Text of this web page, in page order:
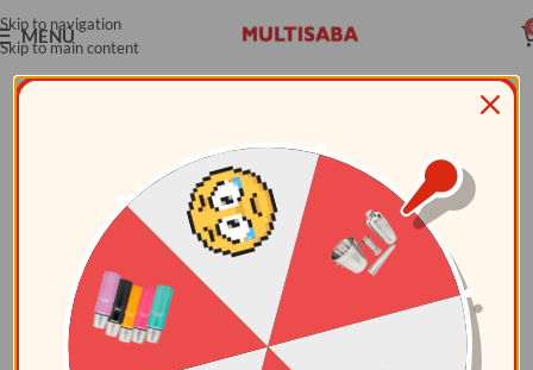
Skip to navigation
Skip to main content
MENÚ